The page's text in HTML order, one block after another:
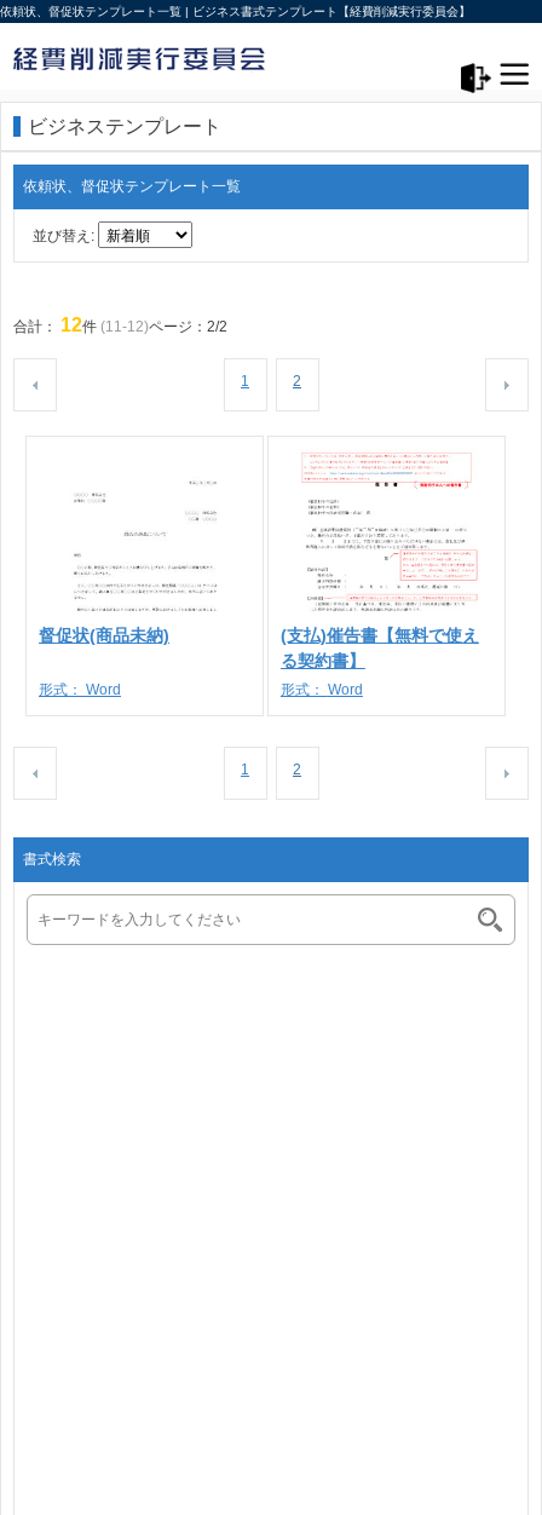
依頼状、督促状テンプレート一覧 | ビジネス書式テンプレート【経費削減実行委員会】
ビジネステンプレート
依頼状、督促状テンプレート一覧
並び替え:
合計： 12件 (11-12)ページ：2/2
1 2
督促状(商品未納)
形式： Word
(支払)催告書【無料で使え
る契約書】
形式： Word
1 2
書式検索